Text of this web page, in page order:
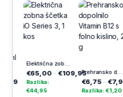
Električna zobna ščetka iO Series 3, 1 kos
€65,00 –€109,95
Razlika:
€44,95
Prehransko dopolnilo Vitamin B12 s folno kislino, 21 g
€6,75 –€7,95
Razlika: €1,20